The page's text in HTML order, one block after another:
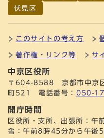
伏見区
このサイトの考え方
著作権・リンク等 サ
中京区役所
〒604-8588 京都市中京区
町521 電話番号： 050-
開庁時間
区役所・支所、出張所：
舎：午前8時45分から午